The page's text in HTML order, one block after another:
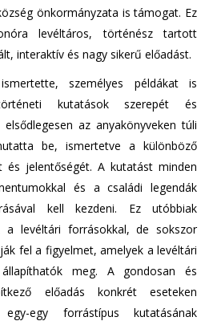
önkormányzata is támogat. Ez
levéltáros, történész tartott
interaktív és nagy sikerű előadást.
személyes példákat is
kutatások szerepét és
elsődlegesen az anyakönyveken túli
be, ismertetve a különböző
és jelentőségét. A kutatást minden
és a családi legendák
kell kezdeni. Ez utóbbiak
a levéltári forrásokkal, de sokszor
fel a figyelmet, amelyek a levéltári
meg. A gondosan és
előadás konkrét eseteken
egy forrástípus kutatásának